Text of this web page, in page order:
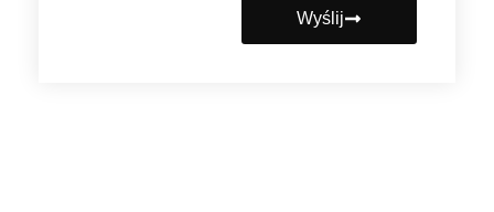
Wyślij